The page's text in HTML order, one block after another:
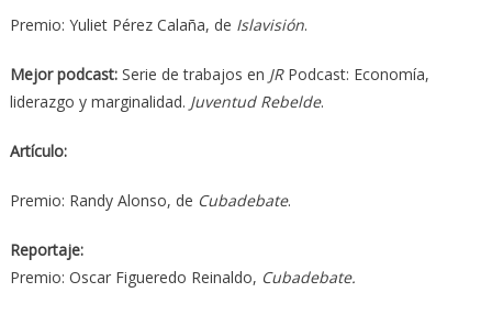
Premio: Yuliet Pérez Calaña, de Islavisión.
Mejor podcast:Serie de trabajos en JRPodcast: Economía,
liderazgo y marginalidad. Juventud Rebelde.
Artículo:
Premio: Randy Alonso, de Cubadebate.
Reportaje:
Premio: Oscar Figueredo Reinaldo, Cubadebate.